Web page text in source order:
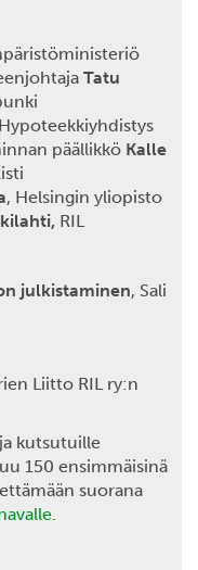
Tatu
päällikkö Kalle
, Helsingin yliopisto
RIL
julkistaminen, Sali
Liitto RIL ry:n
kutsutuille
150 ensimmäisinä
suorana